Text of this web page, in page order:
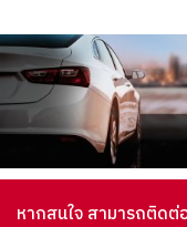
หากสนใจ สามารถติดต่